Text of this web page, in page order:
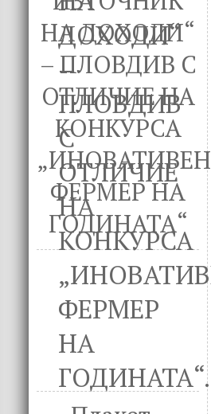
НА ДОХОДИ“
– ПЛОВДИВ С
ОТЛИЧИЕ НА
КОНКУРСА
„ИНОВАТИВЕН
ФЕРМЕР НА
ГОДИНАТА“